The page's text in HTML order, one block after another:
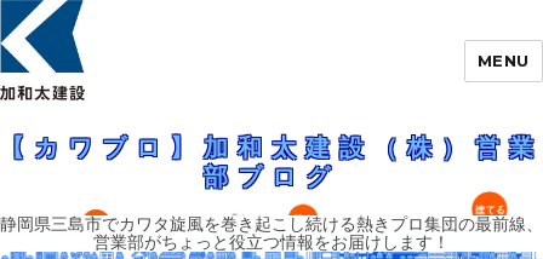
【カワブロ】加和太建設（株）営業部ブロ
グ
MENU
【カワブロ】加和太建設（株）営業
部ブログ
静岡県三島市でカワタ旋風を巻き起こし続ける熱きプロ集団の最前線、
営業部がちょっと役立つ情報をお届けします！